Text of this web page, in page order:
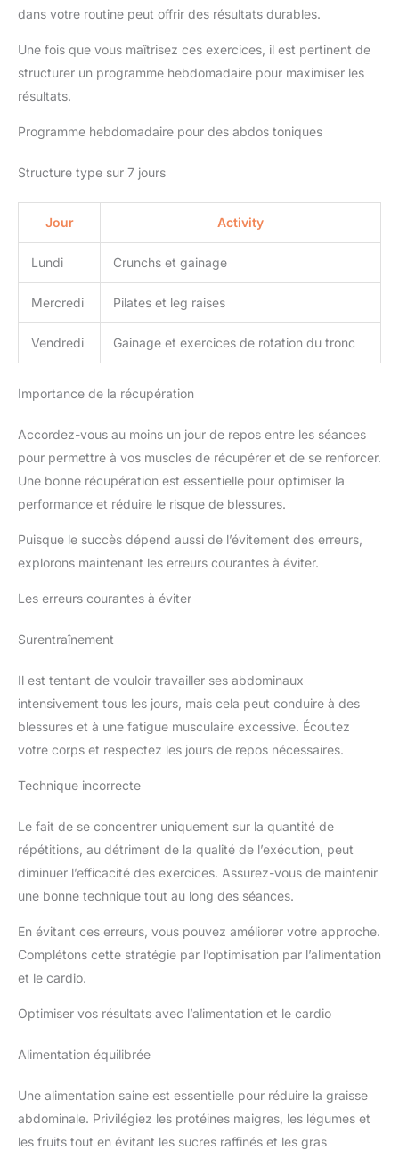
dans votre routine peut offrir des résultats durables.
Une fois que vous maîtrisez ces exercices, il est pertinent de
structurer un programme hebdomadaire pour maximiser les
résultats.
Programme hebdomadaire pour des abdos toniques
Structure type sur 7 jours
Jour Activity
Lundi Crunchs et gainage
Mercredi Pilates et leg raises
Vendredi Gainage et exercices de rotation du tronc
Importance de la récupération
Accordez-vous au moins un jour de repos entre les séances
pour permettre à vos muscles de récupérer et de se renforcer.
Une bonne récupération est essentielle pour optimiser la
performance et réduire le risque de blessures.
Puisque le succès dépend aussi de l’évitement des erreurs,
explorons maintenant les erreurs courantes à éviter.
Les erreurs courantes à éviter
Surentraînement
Il est tentant de vouloir travailler ses abdominaux
intensivement tous les jours, mais cela peut conduire à des
blessures et à une fatigue musculaire excessive. Écoutez
votre corps et respectez les jours de repos nécessaires.
Technique incorrecte
Le fait de se concentrer uniquement sur la quantité de
répétitions, au détriment de la qualité de l’exécution, peut
diminuer l’efficacité des exercices. Assurez-vous de maintenir
une bonne technique tout au long des séances.
En évitant ces erreurs, vous pouvez améliorer votre approche.
Complétons cette stratégie par l’optimisation par l’alimentation
et le cardio.
Optimiser vos résultats avec l’alimentation et le cardio
Alimentation équilibrée
Une alimentation saine est essentielle pour réduire la graisse
abdominale. Privilégiez les protéines maigres, les légumes et
les fruits tout en évitant les sucres raffinés et les gras